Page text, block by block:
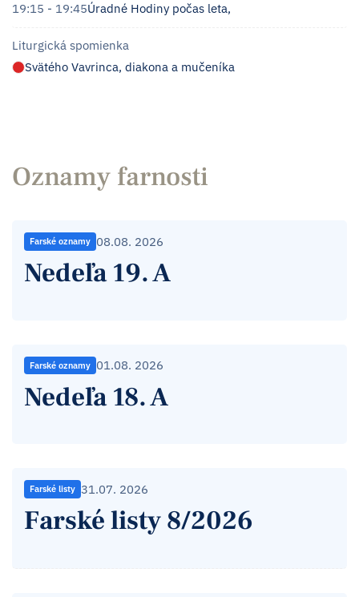
19:15 - 19:45Úradné Hodiny počas leta,
Liturgická spomienka
Svätého Vavrinca, diakona a mučeníka
Oznamy farnosti
Farské oznamy 08.08. 2026
Nedeľa 19. A
Farské oznamy 01.08. 2026
Nedeľa 18. A
Farské listy 31.07. 2026
Farské listy 8/2026